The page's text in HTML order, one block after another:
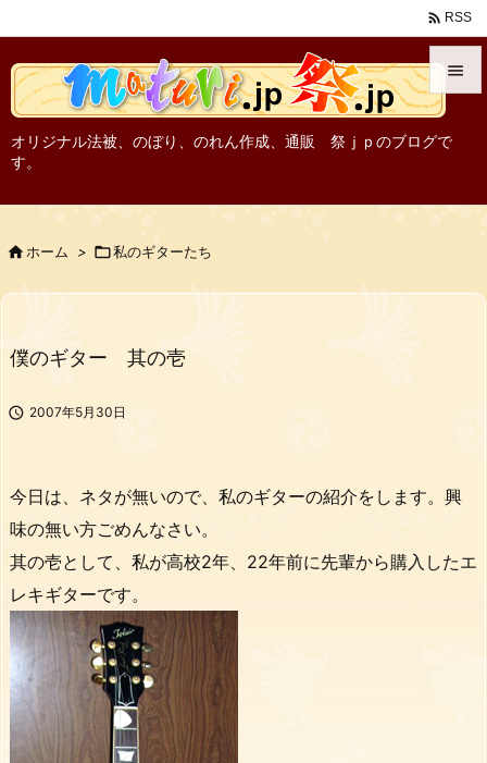
オリジナル法被、のぼり、のれん作成、通販 祭ｊｐのブログで
す。


メニュ
 RSS
ホーム > 私のギターたち
僕のギター 其の壱
 2007年5月30日
今日は、ネタが無いので、私のギターの紹介をします。興
味の無い方ごめんなさい。
其の壱として、私が高校2年、22年前に先輩から購入したエ
レキギターです。